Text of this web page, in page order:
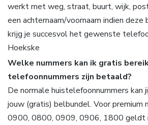
werkt met weg, straat, buurt, wijk,
een achternaam/voornaam indien deze
krijg je succesvol het gewenste
Hoekske
Welke nummers kan ik gratis
telefoonnummers zijn betaald?
De normale huistelefoonnummers
jouw (gratis) belbundel. Voor premium
0900, 0800, 0909, 0906, 1800 geldt